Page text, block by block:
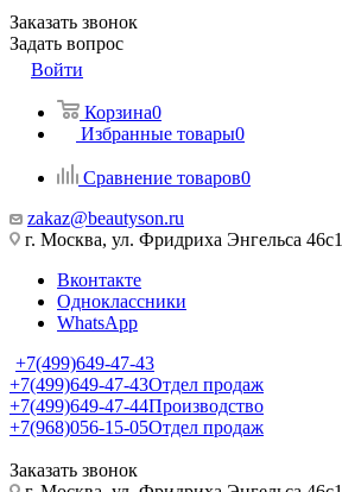
Заказать звонок
Задать вопрос
Войти
Корзина0
Избранные товары0
Сравнение товаров0
zakaz@beautyson.ru
г. Москва, ул. Фридриха Энгельса 46с1
Вконтакте
Одноклассники
WhatsApp
+7(499)649-47-43
+7(499)649-47-43Отдел продаж
+7(499)649-47-44Производство
+7(968)056-15-05Отдел продаж
Заказать звонок